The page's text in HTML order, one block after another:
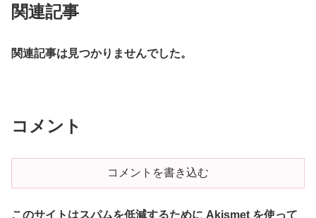
関連記事
関連記事は見つかりませんでした。
コメント
コメントを書き込む
このサイトはスパムを低減するために Akismet を使って